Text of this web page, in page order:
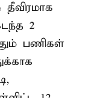
2
பணிகள்